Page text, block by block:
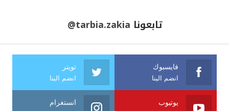
تابعونا @tarbia.zakia
فايسبوك
انضم الينا
تويتر
انضم الينا
يوتيوب انستغرام